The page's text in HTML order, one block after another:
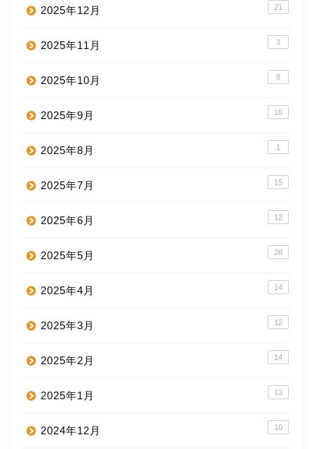
2025年12月 21
2025年11月 3
2025年10月 8
2025年9月 18
2025年8月 1
2025年7月 15
2025年6月 12
2025年5月 28
2025年4月 14
2025年3月 12
2025年2月 14
2025年1月 13
2024年12月 10